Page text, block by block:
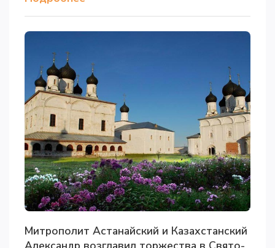
Митрополит Астанайский и Казахстанский